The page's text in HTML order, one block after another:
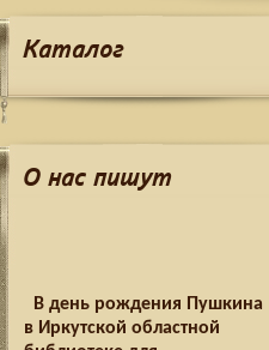
Каталог
О нас пишут
В день рождения Пушкина
в Иркутской областной